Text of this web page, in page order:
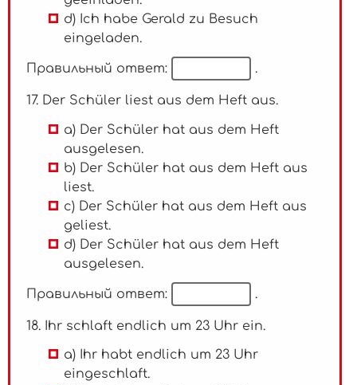
d) Ich habe Gerald zu Besuch
eingeladen.
Правильный ответ: .
17. Der Schüler liest aus dem Heft aus.
a) Der Schüler hat aus dem Heft
ausgelesen.
b) Der Schüler hat aus dem Heft aus
liest.
c) Der Schüler hat aus dem Heft aus
geliest.
d) Der Schüler hat aus dem Heft
ausgelesen.
Правильный ответ: .
18. Ihr schlaft endlich um 23 Uhr ein.
a) Ihr habt endlich um 23 Uhr
eingeschlaft.